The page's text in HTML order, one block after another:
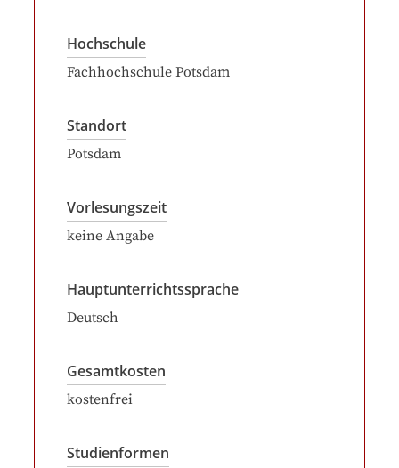
Hochschule
Fachhochschule Potsdam
Standort
Potsdam
Vorlesungszeit
keine Angabe
Hauptunterrichtssprache
Deutsch
Gesamtkosten
kostenfrei
Studienformen